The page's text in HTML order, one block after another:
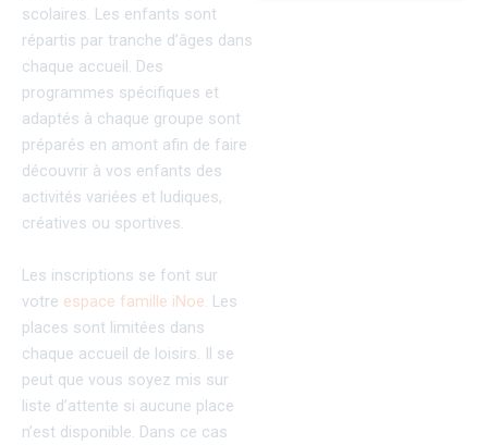
scolaires. Les enfants sont
répartis par tranche d’âges dans
chaque accueil. Des
programmes spécifiques et
adaptés à chaque groupe sont
préparés en amont afin de faire
découvrir à vos enfants des
activités variées et ludiques,
créatives ou sportives.
Les inscriptions se font sur
votre espace famille iNoe. Les
places sont limitées dans
chaque accueil de loisirs. Il se
peut que vous soyez mis sur
liste d’attente si aucune place
n’est disponible. Dans ce cas